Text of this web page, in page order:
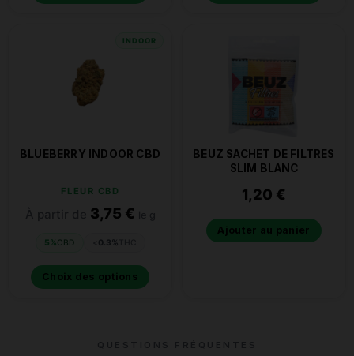
INDOOR
BLUEBERRY INDOOR CBD
FLEUR CBD
3,75 €
5%CBD 0.3%
Choix des options
BEUZ SACHET DE FILTRES
SLIM BLANC
1,20 €
Ajouter au panier